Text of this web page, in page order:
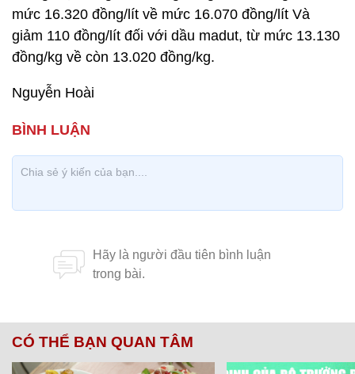
mức 16.320 đồng/lít về mức 16.070 đồng/lít Và
giảm 110 đồng/lít đối với dầu madut, từ mức 13.130
đồng/kg về còn 13.020 đồng/kg.
Nguyễn Hoài
CÓ THỂ BẠN QUAN TÂM